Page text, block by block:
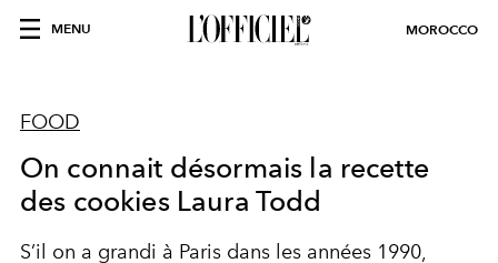
MENU MOROCCO
FOOD
On connait désormais la recette
des cookies Laura Todd
S’il on a grandi à Paris dans les années 1990,